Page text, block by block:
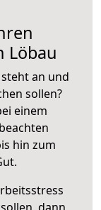
Löbau
an und
sollen?
einem
hin zum